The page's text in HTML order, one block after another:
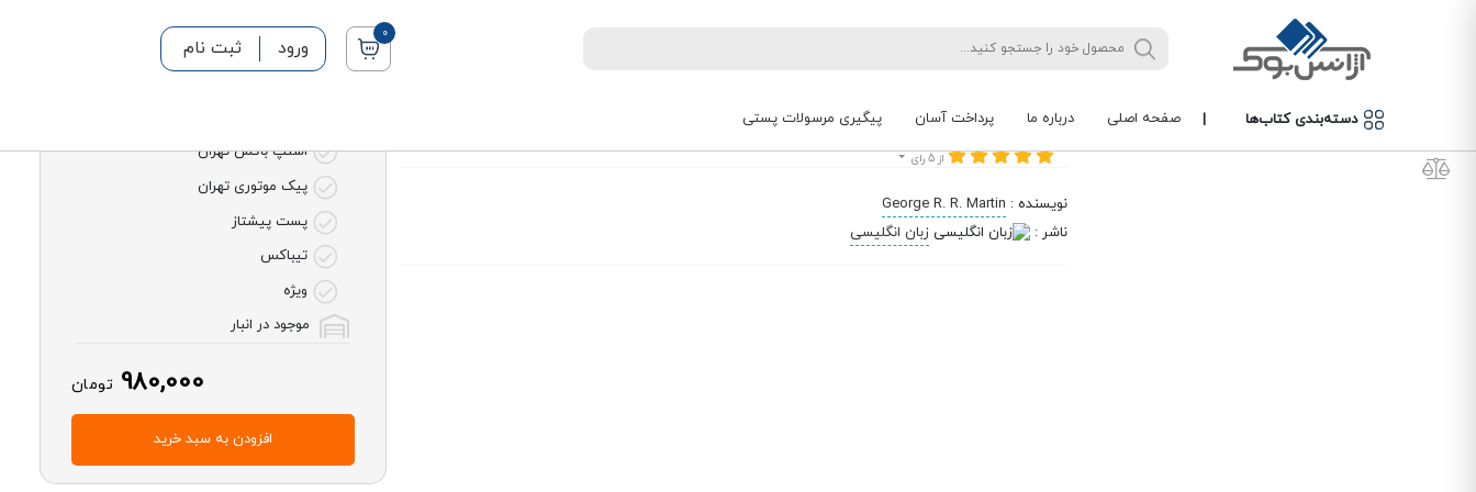
0
ورود ثبت نام
دسته‌بندی کتاب‌ها | صفحه اصلی درباره ما پرداخت آسان پیگیری مرسولات پستی
کتاب‌های زبان‌های خارجی / زبان انگلیسی
کتاب رمان انگلیسی شوالیه ای از هفت پادشاهی
از 5 رای
نویسنده :
George R. R. Martin
ناشر : زبان انگلیسی
اسنپ باکس تهران
پیک موتوری تهران
پست پیشتاز
تیباکس
ویژه
موجود در انبار
980,000 تومان
افزودن به سبد خرید